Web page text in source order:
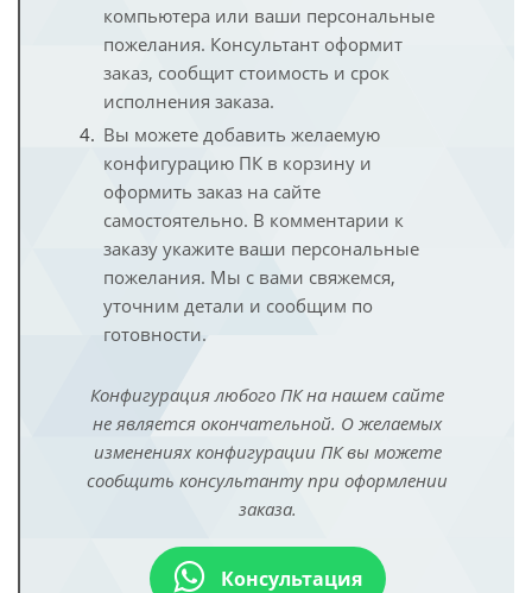
компьютера или ваши персональные
пожелания. Консультант оформит
заказ, сообщит стоимость и срок
исполнения заказа.
Вы можете добавить желаемую
конфигурацию ПК в корзину и
оформить заказ на сайте
самостоятельно. В комментарии к
заказу укажите ваши персональные
пожелания. Мы с вами свяжемся,
уточним детали и сообщим по
готовности.
Конфигурация любого ПК на нашем сайте
не является окончательной. О желаемых
изменениях конфигурации ПК вы можете
сообщить консультанту при оформлении
заказа.
Консультация